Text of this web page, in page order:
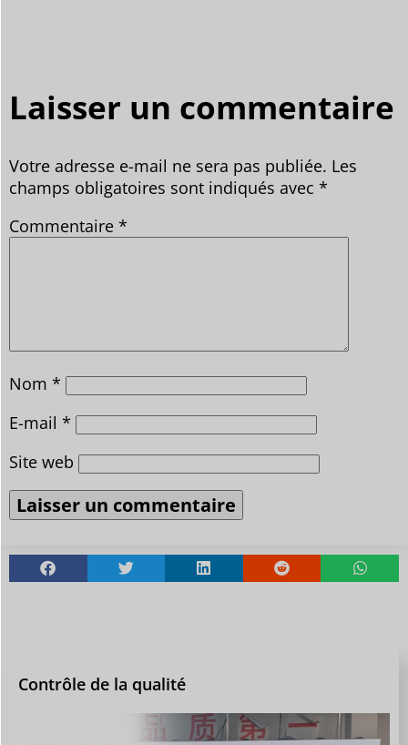
Laisser un commentaire
Votre adresse e-mail ne sera pas publiée. Les
champs obligatoires sont indiqués avec *
Commentaire *
Nom *
E-mail *
Site web
Contrôle de la qualité